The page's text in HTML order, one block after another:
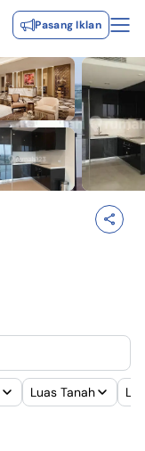
Pasang Iklan
Luas Tanah